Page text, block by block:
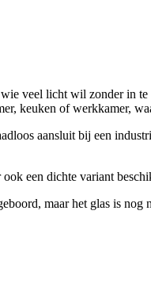
veel licht wil zonder in
keuken of werkkamer,
aansluit bij een
een dichte variant
maar het glas is nog